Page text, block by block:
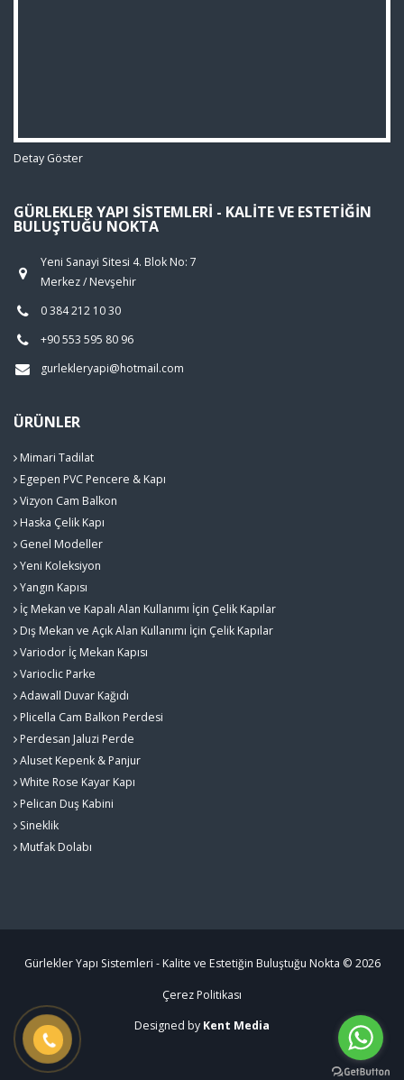
Detay Göster
GÜRLEKLER YAPI SISTEMLERI - KALITE VE ESTETIĞIN
BULUŞTUĞU NOKTA
Yeni Sanayi Sitesi 4. Blok No: 7
Merkez / Nevşehir
0 384 212 10 30
+90 553 595 80 96
gurlekleryapi@hotmail.com
ÜRÜNLER
Mimari Tadilat
Egepen PVC Pencere & Kapı
Vizyon Cam Balkon
Haska Çelik Kapı
Genel Modeller
Yeni Koleksiyon
Yangın Kapısı
İç Mekan ve Kapalı Alan Kullanımı İçin Çelik Kapılar
Dış Mekan ve Açık Alan Kullanımı İçin Çelik Kapılar
Variodor İç Mekan Kapısı
Varioclic Parke
Adawall Duvar Kağıdı
Plicella Cam Balkon Perdesi
Perdesan Jaluzi Perde
Aluset Kepenk & Panjur
White Rose Kayar Kapı
Pelican Duş Kabini
Sineklik
Mutfak Dolabı
Gürlekler Yapı Sistemleri - Kalite ve Estetiğin Buluştuğu Nokta © 2026
Çerez Politikası
Designed by Kent Media